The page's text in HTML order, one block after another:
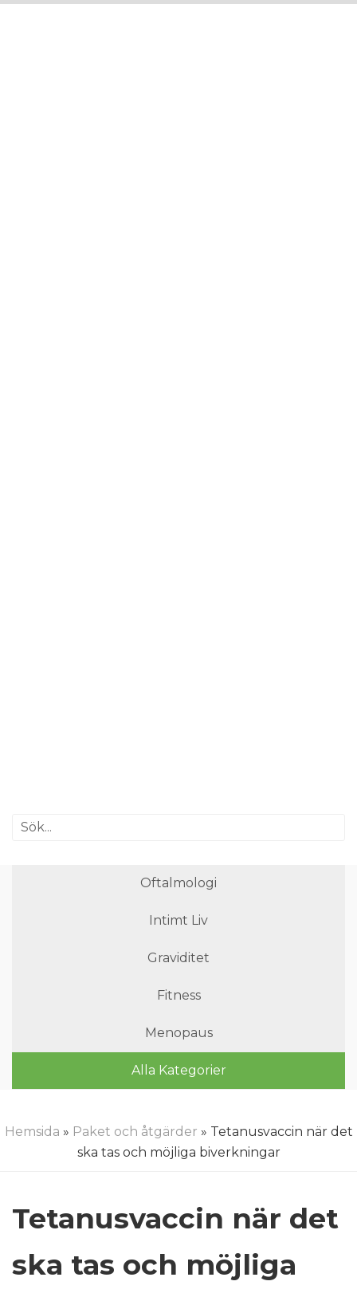
Oftalmologi
Intimt Liv
Graviditet
Fitness
Menopaus
Alla Kategorier
Hemsida » Paket och åtgärder » Tetanusvaccin när det
ska tas och möjliga biverkningar
Tetanusvaccin när det
ska tas och möjliga